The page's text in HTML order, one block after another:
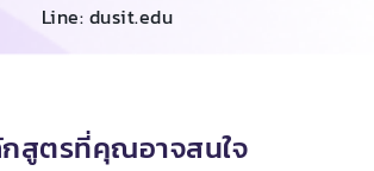
Line: dusit.edu
สูตรที่คุณอาจสนใจ